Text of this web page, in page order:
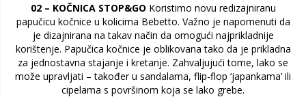
02 – KOČNICA STOP&GO Koristimo novu redizajniranu
papučicu kočnice u kolicima Bebetto. Važno je napomenuti da
je dizajnirana na takav način da omogući najprikladnije
korištenje. Papučica kočnice je oblikovana tako da je prikladna
za jednostavna stajanje i kretanje. Zahvaljujući tome, lako se
može upravljati – također u sandalama, flip-flop ‘japankama’ ili
cipelama s površinom koja se lako grebe.